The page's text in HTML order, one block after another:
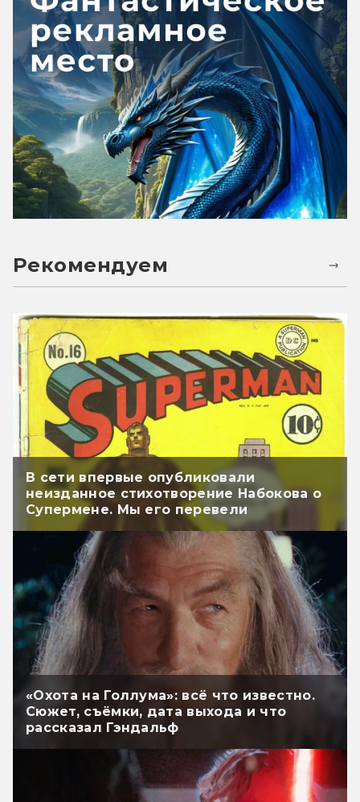
Рекомендуем
В сети впервые опубликовали
неизданное стихотворение Набокова о
Супермене. Мы его перевели
«Охота на Голлума»: всё что известно.
Сюжет, съёмки, дата выхода и что
рассказал Гэндальф